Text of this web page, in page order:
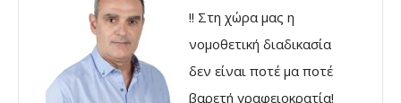
!! Στη χώρα μας η
νομοθετική διαδικασία
δεν είναι ποτέ μα ποτέ
βαρετή γραφειοκρατία!